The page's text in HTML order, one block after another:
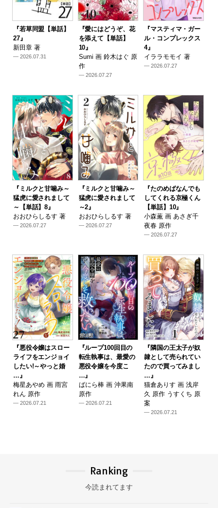
『若草同盟【単話】
27』
新田章 著
— 2026.07.31
『愛にはどうぞ、花
を添えて【単話】
10』
Sumi 画 鈴木はぐ 原
作
— 2026.07.27
『マスティマ・ガー
ル・コンプレックス
4』
イララモモイ 著
— 2026.07.27
『ミルクと甘噛み～
猛虎に愛されまして
～【単話】8』
おおひらしるす 著
— 2026.07.27
『ミルクと甘噛み～
猛虎に愛されまして
～2』
おおひらしるす 著
— 2026.07.27
『たのめばなんでも
してくれる京極くん
【単話】10』
小森薫 画 あさぎ千
夜春 原作
— 2026.07.27
『悪役令嬢はスロー
ライフをエンジョイ
したい!～やっと婚
…』
梅星あやめ 画 雨宮
れん 原作
— 2026.07.21
『ループ100回目の
転生執事は、最愛の
悪役令嬢を今度こ
…』
ばにら棒 画 沖果南
原作
— 2026.07.21
『隣国の王太子が奴
隷として売られてい
たので買ってみまし
…』
猫倉ありす 画 浅岸
久 原作 うすくち 原
案
— 2026.07.21
Ranking
今読まれてます